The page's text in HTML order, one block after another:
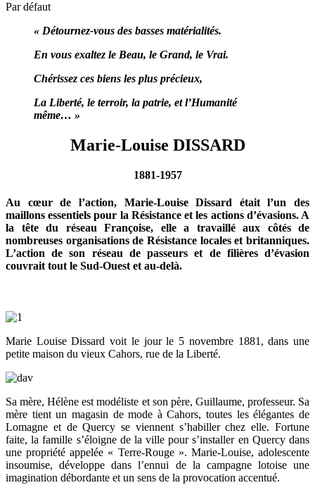
Par défaut
« Détournez-vous des basses matérialités.
En vous exaltez le Beau, le Grand, le Vrai.
Chérissez ces biens les plus précieux,
La Liberté, le terroir, la patrie, et l’Humanité
même… »
Marie-Louise DISSARD
1881-1957
Au cœur de l’action, Marie-Louise Dissard était l’un des
maillons essentiels pour la Résistance et les actions d’évasions. A
la tête du réseau Françoise, elle a travaillé aux côtés de
nombreuses organisations de Résistance locales et britanniques.
L’action de son réseau de passeurs et de filières d’évasion
couvrait tout le Sud-Ouest et au-delà.
Marie Louise Dissard voit le jour le 5 novembre 1881, dans une
petite maison du vieux Cahors, rue de la Liberté.
Sa mère, Hélène est modéliste et son père, Guillaume, professeur. Sa
mère tient un magasin de mode à Cahors, toutes les élégantes de
Lomagne et de Quercy se viennent s’habiller chez elle. Fortune
faite, la famille s’éloigne de la ville pour s’installer en Quercy dans
une propriété appelée « Terre-Rouge ». Marie-Louise, adolescente
insoumise, développe dans l’ennui de la campagne lotoise une
imagination débordante et un sens de la provocation accentué.